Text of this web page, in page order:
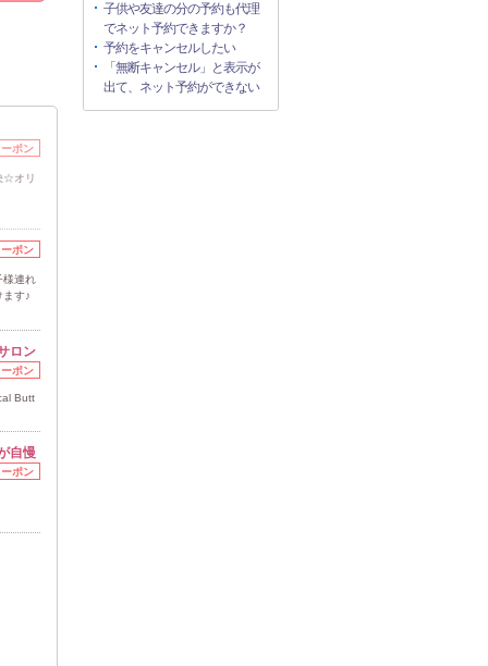
ポン
☆オリ
ポン
連れ
す♪
ロン
ポン
Butt
自慢
ポン
子供や友達の分の予約も代理
でネット予約できますか？
予約をキャンセルしたい
「無断キャンセル」と表示が
出て、ネット予約ができない